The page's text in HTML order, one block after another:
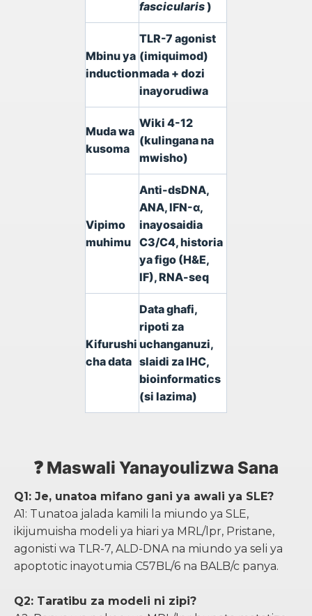
fascicularis)
Mbinu ya
induction
TLR-7 agonist
(imiquimod)
mada + dozi
inayorudiwa
Muda wa
kusoma
Wiki 4-12
(kulingana na
mwisho)
Vipimo
muhimu
Anti-dsDNA,
ANA, IFN-α,
inayosaidia
C3/C4, historia
ya figo (H&E,
IF), RNA-seq
Kifurushi
cha data
Data ghafi,
ripoti za
uchanganuzi,
slaidi za IHC,
bioinformatics
(si lazima)
❓ Maswali Yanayoulizwa Sana
Q1: Je, unatoa mifano gani ya awali ya SLE?
A1: Tunatoa jalada kamili la miundo ya SLE,
ikijumuisha modeli ya hiari ya MRL/lpr, Pristane,
agonisti wa TLR-7, ALD-DNA na miundo ya seli ya
apoptotic inayotumia C57BL/6 na BALB/c panya.
Q2: Taratibu za modeli ni zipi?